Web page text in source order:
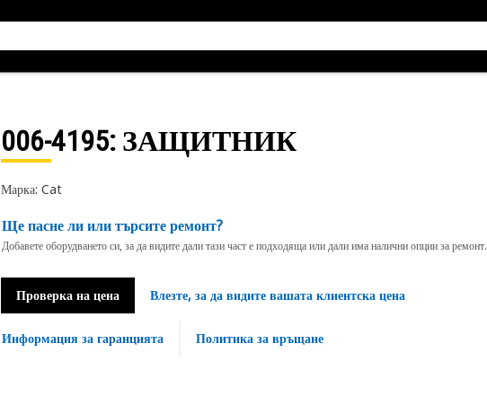
006-4195: ЗАЩИТНИК
Марка: Cat
Ще пасне ли или търсите ремонт?
Добавете оборудването си, за да видите дали тази част е подходяща или дали има налични опции за ремонт.
Проверка на цена Влезте, за да видите вашата клиентска цена
Информация за гаранцията Политика за връщане